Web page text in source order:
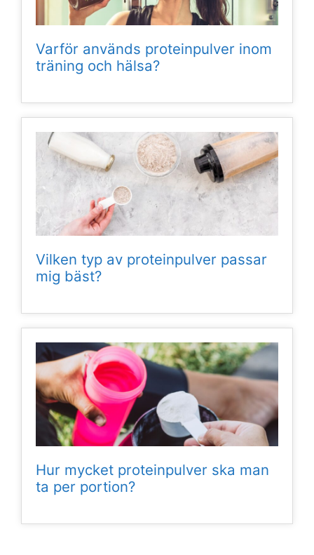
Varför används proteinpulver inom
träning och hälsa?
Vilken typ av proteinpulver passar
mig bäst?
Hur mycket proteinpulver ska man
ta per portion?